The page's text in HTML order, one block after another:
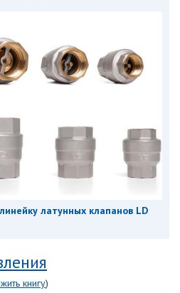
латунных клапанов LD
книгу)